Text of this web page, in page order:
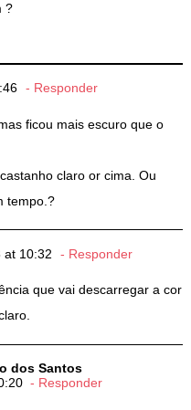
?
Responder
ficou mais escuro que o
claro or cima. Ou
tempo.?
at 10:32 Responder
que vai descarregar a cor
dos Santos
Responder